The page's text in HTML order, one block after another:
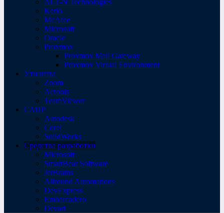
Kerio
McAfee
Microsoft
Oracle
Proxmox
Proxmox Mail Gateway
Proxmox Virtual Environment
Утилиты
Zoom
Acronis
TeamViewer
САПР
Autodesk
Corel
SolidWorks
Средства разработки
Microsoft
SmartBear Software
JetBrains
Allround Automations
DevExpress
Embarcadero
Devart